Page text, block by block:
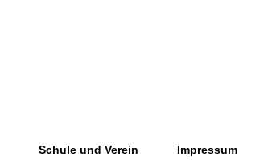
Schule und Verein Impressum